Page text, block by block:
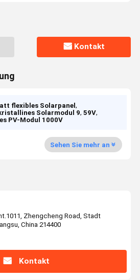
Kontakt
flexibles Solarpanel,
Solarmodul 9,59V,
PV-Modul 1000V
Sehen Sie mehr an
Zhengcheng Road, Stadt
China 214400
Kontakt